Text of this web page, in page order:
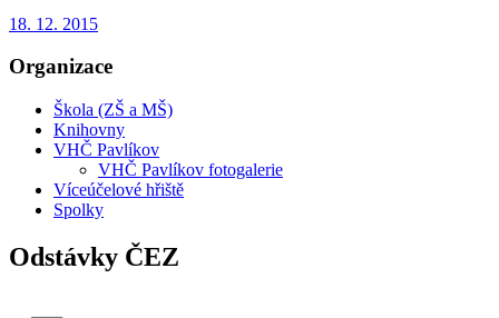
18. 12. 2015
Organizace
Škola (ZŠ a MŠ)
Knihovny
VHČ Pavlíkov
VHČ Pavlíkov fotogalerie
Víceúčelové hřiště
Spolky
Odstávky ČEZ